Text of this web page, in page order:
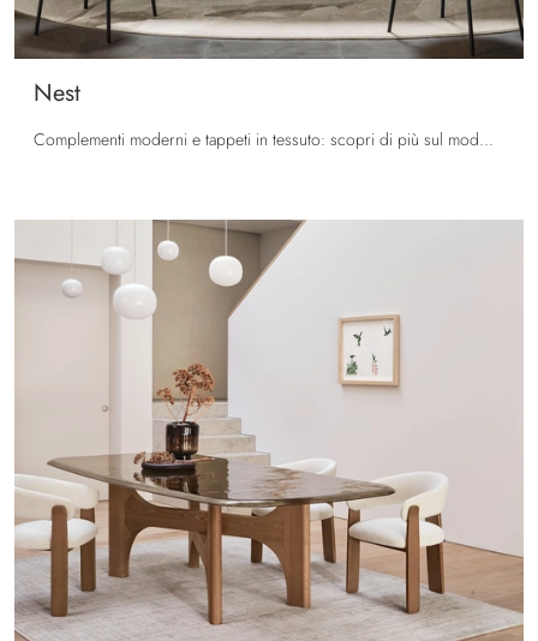
Nest
Complementi moderni e tappeti in tessuto: scopri di più sul modello Nest di Calligaris e potrai impreziosire i tuoi interni.